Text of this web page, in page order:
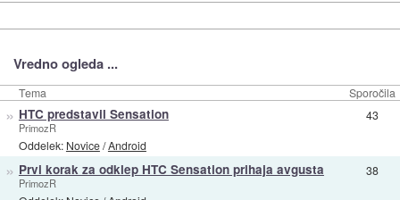
Vredno ogleda ...
Tema Sporočila
» HTC predstavil Sensation
PrimozR
Oddelek: Novice/Android
43
» Prvi korak za odklep HTC Sensation prihaja avgusta
PrimozR
38